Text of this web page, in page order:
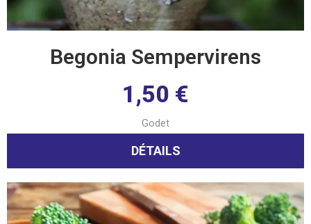
Begonia Sempervirens
1,50 €
Godet
DÉTAILS